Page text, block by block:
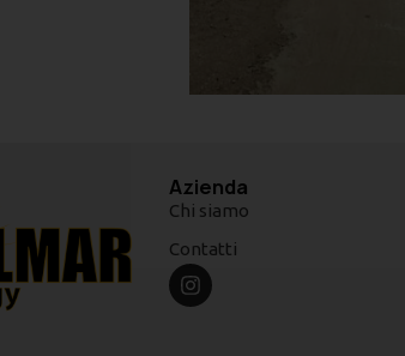
Azienda
Chi siamo
Contatti